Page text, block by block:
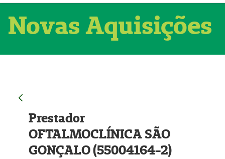
Novas Aquisições
Prestador
OFTALMOCLÍNICA SÃO
GONÇALO (55004164-2)